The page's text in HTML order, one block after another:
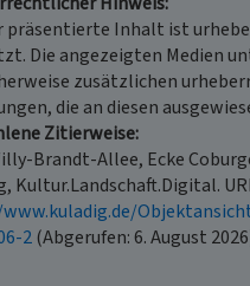
präsentierte Inhalt ist
Die angezeigten Medien
zusätzlichen
die an diesen
Zitierweise
Brandt-Allee, Ecke
Kultur.Landschaft.Digital.
2(Abgerufen: 6. August